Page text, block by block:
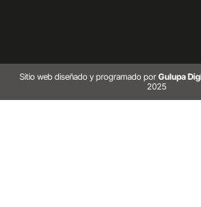
Sitio web diseñado y programado por Gulupa
2025